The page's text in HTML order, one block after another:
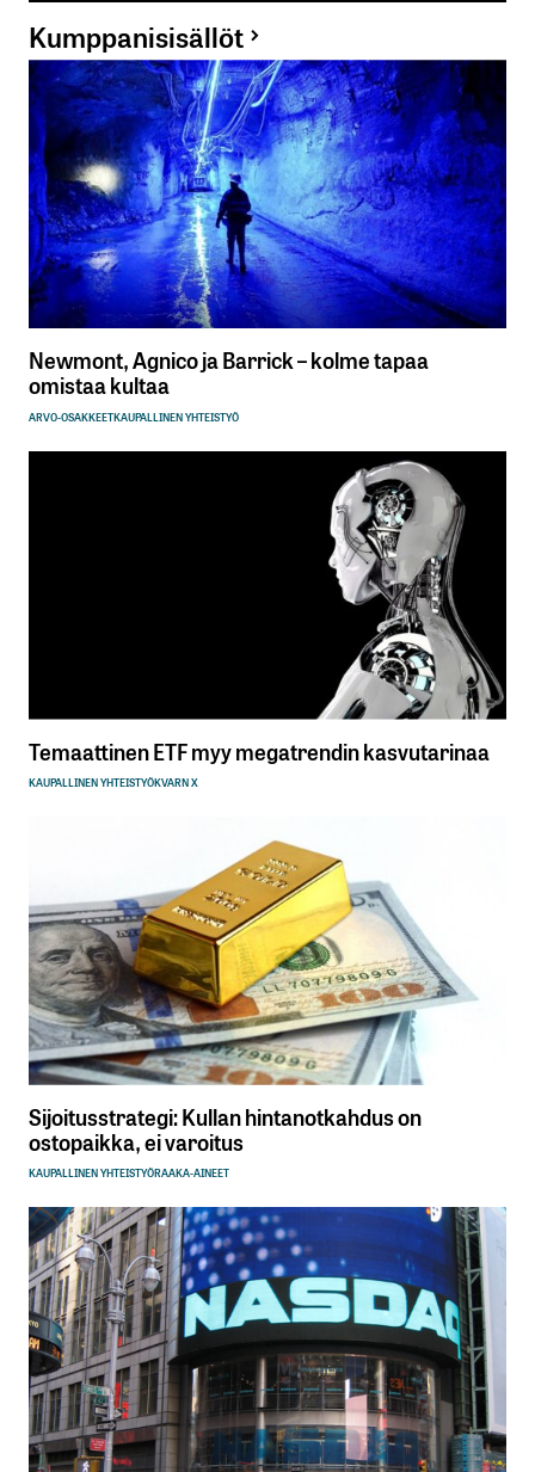
Kumppanisisällöt
Newmont, Agnico ja Barrick – kolme tapaa
omistaa kultaa
ARVO-OSAKKEETKAUPALLINEN YHTEISTYÖ
Temaattinen ETF myy megatrendin kasvutarinaa
KAUPALLINEN YHTEISTYÖKVARN X
Sijoitusstrategi: Kullan hintanotkahdus on
ostopaikka, ei varoitus
KAUPALLINEN YHTEISTYÖRAAKA-AINEET